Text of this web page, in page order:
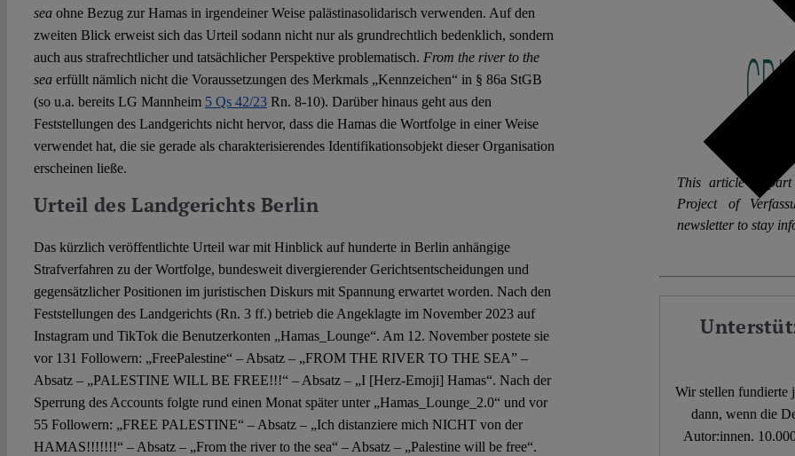
seaohne Bezug zur Hamas in irgendeiner Weise palästinasolidarisch verwenden. Auf den
zweiten Blick erweist sich das Urteil sodann nicht nur als grundrechtlich bedenklich, sondern
auch aus strafrechtlicher und tatsächlicher Perspektive problematisch. From the river to the
seaerfüllt nämlich nicht die Voraussetzungen des Merkmals „Kennzeichen“ in § 86a StGB
(so u.a. bereits LG Mannheim 5 Qs 42/23Rn. 8-10). Darüber hinaus geht aus den
Feststellungen des Landgerichts nicht hervor, dass die Hamas die Wortfolge in einer Weise
verwendet hat, die sie gerade als charakterisierendes Identifikationsobjekt dieser Organisation
erscheinen ließe.
Urteil des Landgerichts Berlin
Das kürzlich veröffentlichte Urteil war mit Hinblick auf hunderte in Berlin anhängige
Strafverfahren zu der Wortfolge, bundesweit divergierender Gerichtsentscheidungen und
gegensätzlicher Positionen im juristischen Diskurs mit Spannung erwartet worden. Nach den
Feststellungen des Landgerichts (Rn. 3 ff.) betrieb die Angeklagte im November 2023 auf
Instagram und TikTok die Benutzerkonten „Hamas_Lounge“. Am 12. November postete sie
vor 131 Followern: „FreePalestine“ – Absatz – „FROM THE RIVER TO THE SEA” –
Absatz – „PALESTINE WILL BE FREE!!!“ – Absatz – „I [Herz-Emoji] Hamas“. Nach der
Sperrung des Accounts folgte rund einen Monat später unter „Hamas_Lounge_2.0“ und vor
55 Followern: „FREE PALESTINE“ – Absatz – „Ich distanziere mich NICHT von der
HAMAS!!!!!!!“ – Absatz – „From the river to the sea“ – Absatz – „Palestine will be free“.
This article is
Project of
newsletter to stay
Wir stellen fundierte
dann, wenn die
Autor:innen.